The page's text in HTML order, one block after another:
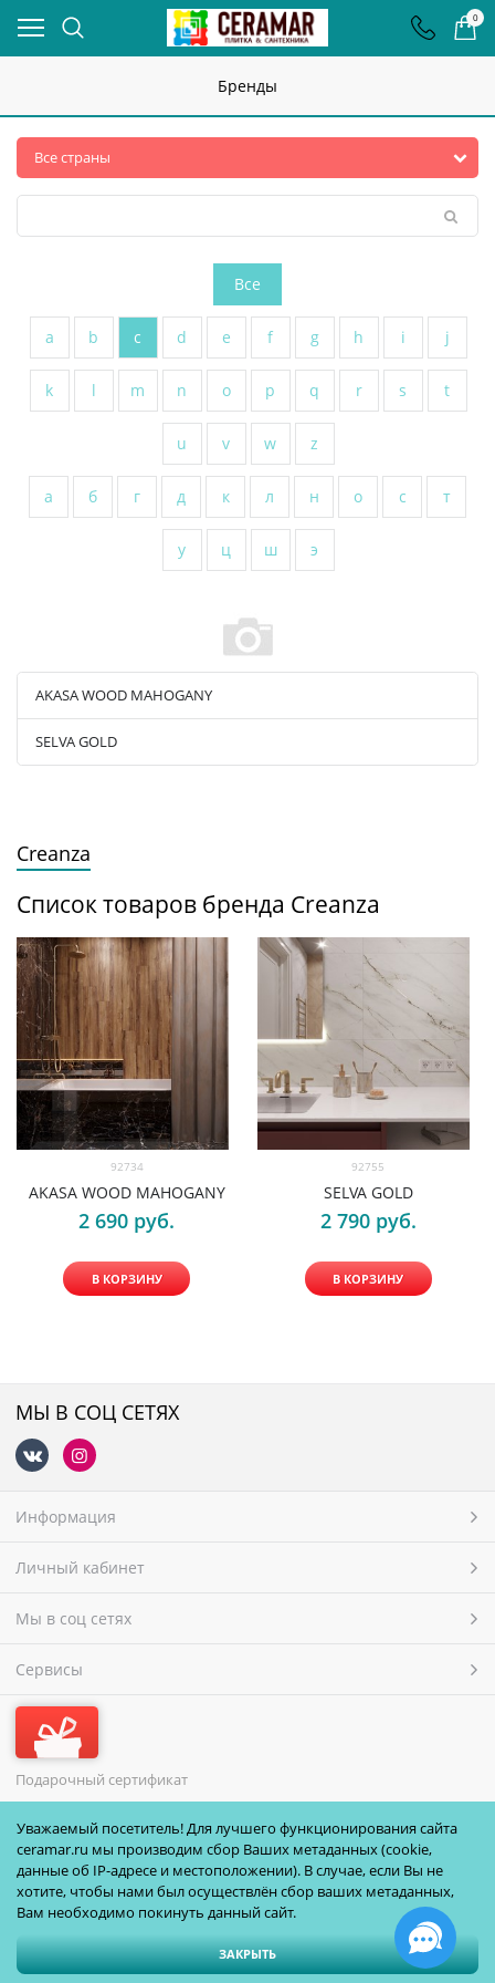
0
Бренды
Все
a b c d e f g h i j
k l m n o p q r s t
u v w z
а б г д к л н о с т
у ц ш э
AKASA WOOD MAHOGANY
SELVA GOLD
Creanza
Список товаров бренда Creanza
92734
AKASA WOOD MAHOGANY
2 690 руб.
В КОРЗИНУ
92755
SELVA GOLD
2 790 руб.
В КОРЗИНУ
МЫ В СОЦ СЕТЯХ
Информация
Личный кабинет
Мы в соц сетях
Сервисы
Подарочный сертификат
МЫ ПРИНИМАЕМ
Полная версия сайта
Уважаемый посетитель! Для лучшего функционирования сайта
ceramar.ru мы производим сбор Ваших метаданных (cookie,
данные об IP-адресе и местоположении). В случае, если Вы не
хотите, чтобы нами был осуществлён сбор ваших метаданных,
Вам необходимо покинуть данный сайт.
ЗАКРЫТЬ